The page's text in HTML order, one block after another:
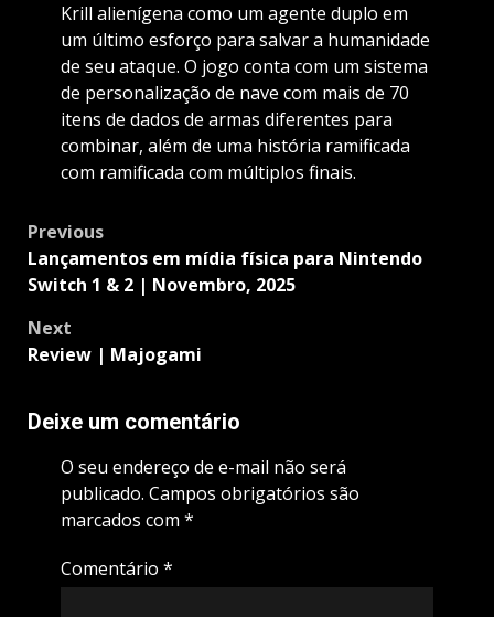
Krill alienígena como um agente duplo em
um último esforço para salvar a humanidade
de seu ataque. O jogo conta com um sistema
de personalização de nave com mais de 70
itens de dados de armas diferentes para
combinar, além de uma história ramificada
com ramificada com múltiplos finais.
Post
navigation
Previous
Lançamentos em mídia física para Nintendo
Switch 1 & 2 | Novembro, 2025
Next
Review | Majogami
Deixe um comentário
O seu endereço de e-mail não será
publicado. Campos obrigatórios são
marcados com *
Comentário *